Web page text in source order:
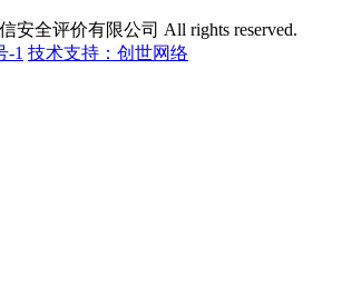
安全评价有限公司 All rights reserved.
-1 技术支持：创世网络